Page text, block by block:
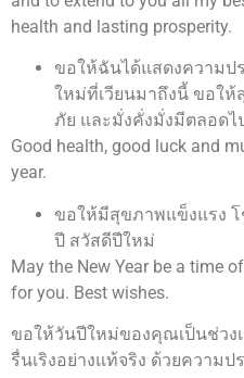
health and lasting prosperity.
ขอให้ฉันได้แสดงความป
ใหม่ที่เวียนมาถึงนี้ ขอใ
ภัย และมั่งคั่งมั่งมีตลอดไ
Good health, good luck and
year.
ขอให้มีสุขภาพแข็งแรง
ปี สวัสดีปีใหม่
May the New Year be a time
for you. Best wishes.
ขอให้วันปีใหม่ของคุณเป็นช่วงเ
รื่นเริงอย่างแท้จริง ด้วยความป